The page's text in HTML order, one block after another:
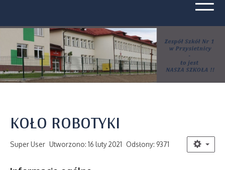
KOŁO ROBOTYKI
Super User Utworzono: 16 luty 2021 Odsłony: 9371